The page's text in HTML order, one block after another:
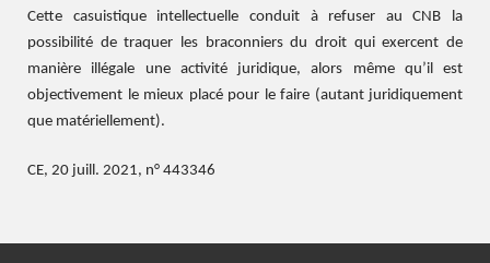
Cette casuistique intellectuelle conduit à refuser au CNB la
possibilité de traquer les braconniers du droit qui exercent de
manière illégale une activité juridique, alors même qu’il est
objectivement le mieux placé pour le faire (autant juridiquement
que matériellement).
CE, 20 juill. 2021, n° 443346